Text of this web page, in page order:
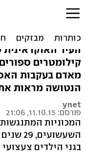
הזמן
העיר
קילומטרים
הנטושה מראות
ynet
פורסם: 11.10.15, 21:06
המכוניות
בגני הילדים